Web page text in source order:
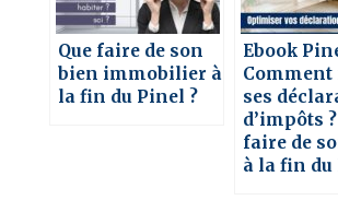
Que faire de son
bien immobilier à
la fin du Pinel ?
Ebook
ses
d’impôts
faire de
à la fin du